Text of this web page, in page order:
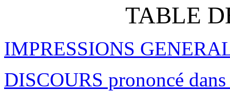
TABLE
IMPRESSIONS
DISCOURS prononcé